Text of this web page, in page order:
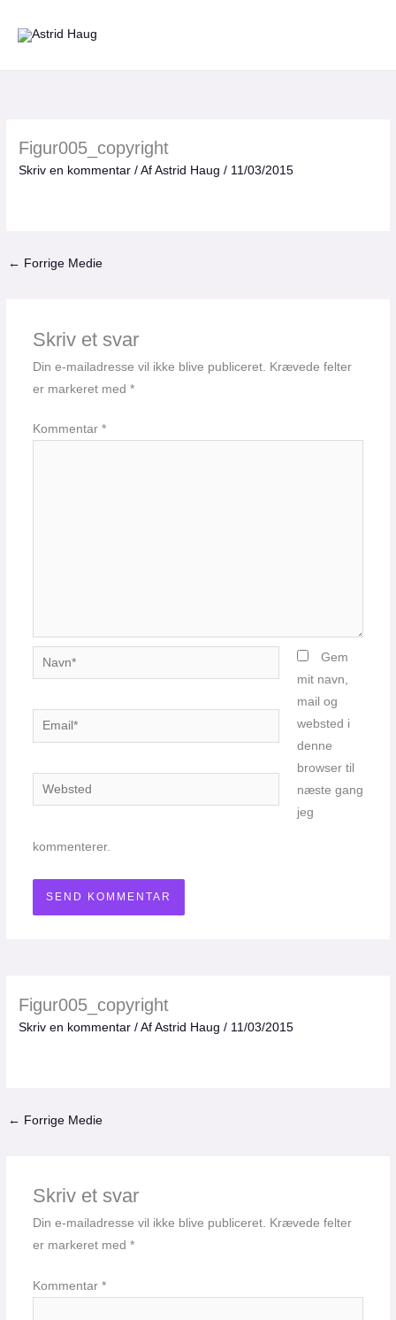
Figur005_copyright
Skriv en kommentar / AfAstrid Haug/ 11/03/2015
← Forrige Medie
Skriv et svar
Din e-mailadresse vil ikke blive publiceret. Krævede felter
er markeret med *
Kommentar *
Navn*
Email*
Websted
Gem
mit navn,
mail og
websted i
denne
browser til
næste gang
jeg
kommenterer.
Figur005_copyright
Skriv en kommentar / AfAstrid Haug/ 11/03/2015
← Forrige Medie
Skriv et svar
Din e-mailadresse vil ikke blive publiceret. Krævede felter
er markeret med *
Kommentar *